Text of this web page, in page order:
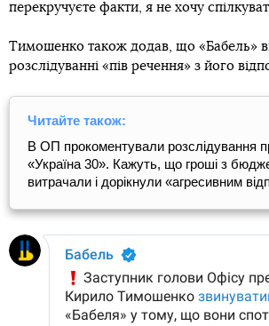
перекручуєте факти, я не хочу
Тимошенко також додав, що «Бабель»
розслідуванні «пів речення» з його
Читайте також:
В ОП прокоментували розслідування
«Україна 30». Кажуть, що гроші з
витрачали і дорікнули «агресивним